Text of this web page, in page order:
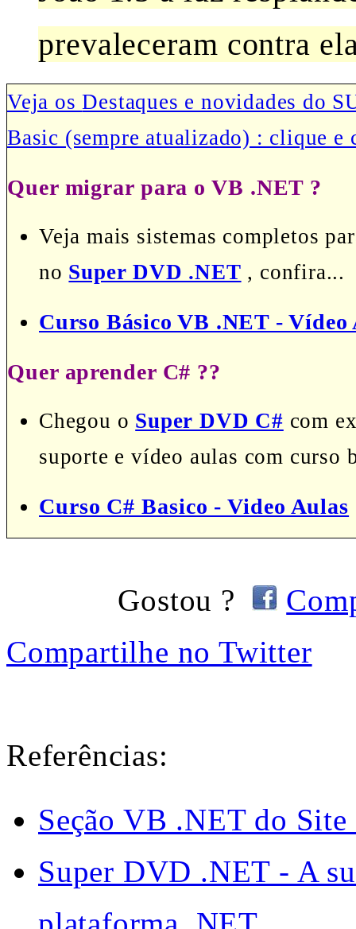
prevaleceram contra
Veja osDestaques e novidades do
Basic (sempre atualizado) : clique e
Quer migrar para o VB .NET ?
Veja mais sistemas completos
no Super DVD .NET , confira...
Curso Básico VB .NET - Vídeo
Quer aprender C# ??
Chegou o Super DVD C# com
suporte e vídeo aulas com curso
Curso C# Basico - Video Aulas
Gostou ?
Compartilhe no Twitter
Referências:
Seção VB .NET do
Super DVD .NET - A